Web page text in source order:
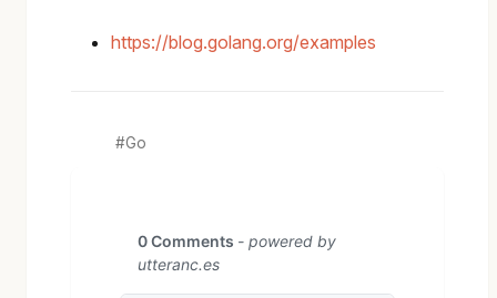
https://blog.golang.org/examples
Go